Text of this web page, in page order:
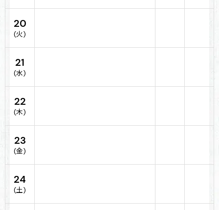
20
(火)
21
(水)
22
(木)
23
(金)
24
(土)